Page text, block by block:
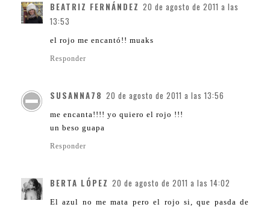
BEATRIZ FERNÁNDEZ 20 de agosto de 2011 a las
13:53
el rojo me encantó!! muaks
Responder
SUSANNA78 20 de agosto de 2011 a las 13:56
me encanta!!!! yo quiero el rojo !!!
un beso guapa
Responder
BERTA LÓPEZ 20 de agosto de 2011 a las 14:02
El azul no me mata pero el rojo si, que pasda de